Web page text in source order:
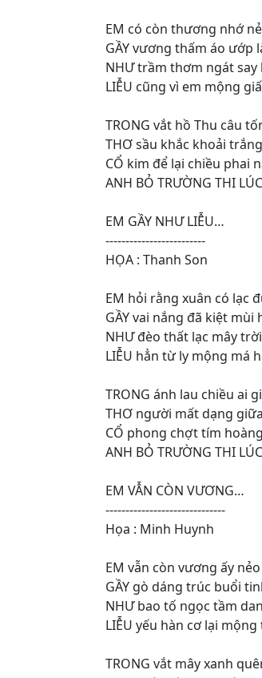
EM có còn thương nhớ
GẦY vương thấm áo ướp
NHƯ trầm thơm ngát say
LIỄU cũng vì em mộng
TRONG vắt hồ Thu câu
THƠ sầu khắc khoải
CỔ kim để lại chiều phai
ANH BỎ TRƯỜNG THI
EM GẦY NHƯ LIỄU…
-------------------------
HỌA : Thanh Son
EM hỏi rằng xuân có lạc
GẦY vai nắng đã kiệt mùi
NHƯ đèo thất lạc mây
LIỄU hẳn từ ly mộng má
TRONG ánh lau chiều ai
THƠ người mất dạng
CỔ phong chợt tím
ANH BỎ TRƯỜNG THI
EM VẪN CÒN VƯƠNG…
------------------------------
Họa : Minh Huynh
EM vẫn còn vương ấy
GẦY gò dáng trúc buổi
NHƯ bao tố ngọc tầm
LIỄU yếu hàn cơ lại
TRONG vắt mây xanh